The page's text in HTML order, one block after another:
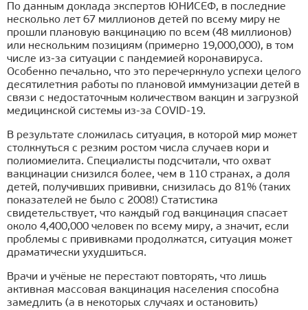
По данным доклада экспертов ЮНИСЕФ, в последние
несколько лет 67 миллионов детей по всему миру не
прошли плановую вакцинацию по всем (48 миллионов)
или нескольким позициям (примерно 19,000,000), в том
числе из-за ситуации с пандемией коронавируса.
Особенно печально, что это перечеркнуло успехи целого
десятилетния работы по плановой иммунизации детей в
связи с недостаточным количеством вакцин и загрузкой
медицинской системы из-за COVID-19.
В результате сложилась ситуация, в которой мир может
столкнуться с резким ростом числа случаев кори и
полиомиелита. Специалисты подсчитали, что охват
вакцинации снизился более, чем в 110 странах, а доля
детей, получивших прививки, снизилась до 81% (таких
показателей не было с 2008!) Статистика
свидетельствует, что каждый год вакцинация спасает
около 4,400,000 человек по всему миру, а значит, если
проблемы с прививками продолжатся, ситуация может
драматически ухудшиться.
Врачи и учёные не перестают повторять, что лишь
активная массовая вакцинация населения способна
замедлить (а в некоторых случаях и остановить)